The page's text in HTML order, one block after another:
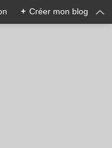
+ Créer mon blog